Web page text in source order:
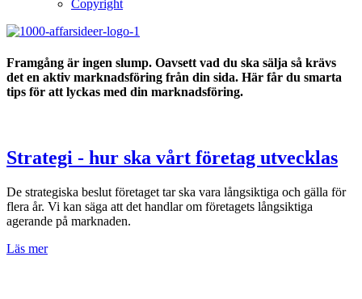
Copyright
Framgång är ingen slump. Oavsett vad du ska sälja så krävs
det en aktiv marknadsföring från din sida. Här får du smarta
tips för att lyckas med din marknadsföring.
Strategi - hur ska vårt företag utvecklas
De strategiska beslut företaget tar ska vara långsiktiga och gälla för
flera år. Vi kan säga att det handlar om företagets långsiktiga
agerande på marknaden.
Läs mer